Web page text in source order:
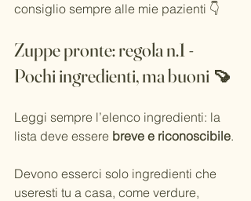
consiglio sempre alle mie pazienti 👇
Zuppe pronte: regola n.1 -
Pochi ingredienti, ma buoni 🍠
Leggi sempre l’elenco ingredienti: la
lista deve essere breve e riconoscibile.
Devono esserci solo ingredienti che
useresti tu a casa, come verdure,